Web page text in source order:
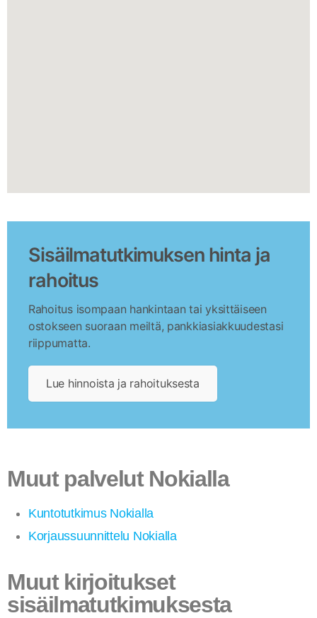
Sisäilmatutkimuksen hinta ja
rahoitus
Rahoitus isompaan hankintaan tai yksittäiseen
ostokseen suoraan meiltä, pankkiasiakkuudestasi
riippumatta.
Lue hinnoista ja rahoituksesta
Muut palvelut Nokialla
Kuntotutkimus Nokialla
Korjaussuunnittelu Nokialla
Muut kirjoitukset
sisäilmatutkimuksesta